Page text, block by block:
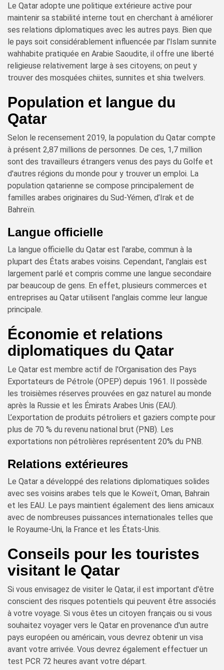
Le Qatar adopte une politique extérieure active pour
maintenir sa stabilité interne tout en cherchant à améliorer
ses relations diplomatiques avec les autres pays. Bien que
le pays soit considérablement influencée par l'Islam sunnite
wahhabite pratiquée en Arabie Saoudite, il offre une liberté
religieuse relativement large à ses citoyens; on peut y
trouver des mosquées chiites, sunnites et shia twelvers.
Population et langue du
Qatar
Selon le recensement 2019, la population du Qatar compte
à présent 2,87 millions de personnes. De ces, 1,7 million
sont des travailleurs étrangers venus des pays du Golfe et
d'autres régions du monde pour y trouver un emploi. La
population qatarienne se compose principalement de
familles arabes originaires du Sud-Yémen, d’Irak et de
Bahreïn.
Langue officielle
La langue officielle du Qatar est l'arabe, commun à la
plupart des États arabes voisins. Cependant, l'anglais est
largement parlé et compris comme une langue secondaire
par beaucoup de gens. En effet, plusieurs commerces et
entreprises au Qatar utilisent l'anglais comme leur langue
principale.
Économie et relations
diplomatiques du Qatar
Le Qatar est membre actif de l'Organisation des Pays
Exportateurs de Pétrole (OPEP) depuis 1961. Il possède
les troisièmes réserves prouvées en gaz naturel au monde
après la Russie et les Émirats Arabes Unis (EAU).
L’exportation de produits pétroliers et gaziers compte pour
plus de 70 % du revenu national brut (PNB). Les
exportations non pétrolières représentent 20% du PNB.
Relations extérieures
Le Qatar a développé des relations diplomatiques solides
avec ses voisins arabes tels que le Koweït, Oman, Bahrain
et les EAU. Le pays maintient également des liens amicaux
avec de nombreuses puissances internationales telles que
le Royaume-Uni, la France et les États-Unis.
Conseils pour les touristes
visitant le Qatar
Si vous envisagez de visiter le Qatar, il est important d'être
conscient des risques potentiels qui peuvent être associés
à votre voyage. Si vous êtes un citoyen français ou si vous
souhaitez voyager vers le Qatar en provenance d'un autre
pays européen ou américain, vous devrez obtenir un visa
avant votre arrivée. Vous devrez également effectuer un
test PCR 72 heures avant votre départ.